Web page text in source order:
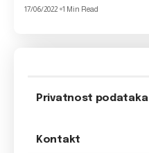
17/06/2022 1 Min Read
Privatnost podataka
Kontakt